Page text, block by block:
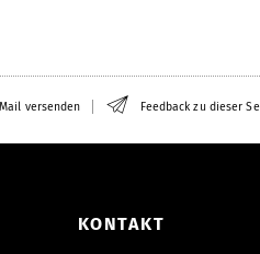
versenden Feedback zu dieser
KONTAKT